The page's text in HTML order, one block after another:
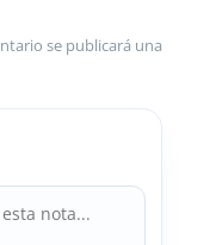
se publicará una